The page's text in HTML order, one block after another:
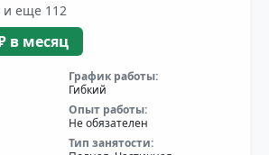
и еще 112
в месяц
График работы:
Гибкий
Опыт работы:
Не обязателен
Тип занятости: